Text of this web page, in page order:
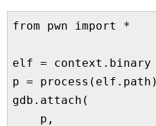
from pwn import *
elf =
p = process(elf.path)
gdb.attach(
    p,